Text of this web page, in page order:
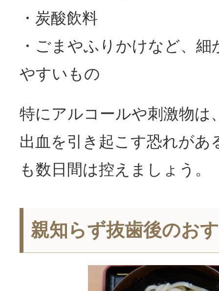
・炭酸飲料
・ごまやふりかけなど、
やすいもの
特にアルコールや刺激物は
出血を引き起こす恐れがあ
も数日間は控えましょう。
親知らず抜歯後のお